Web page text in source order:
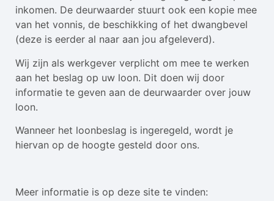
inkomen. De deurwaarder stuurt ook een kopie mee
van het vonnis, de beschikking of het dwangbevel
(deze is eerder al naar aan jou afgeleverd).
Wij zijn als werkgever verplicht om mee te werken
aan het beslag op uw loon. Dit doen wij door
informatie te geven aan de deurwaarder over jouw
loon.
Wanneer het loonbeslag is ingeregeld, wordt je
hiervan op de hoogte gesteld door ons.
Meer informatie is op deze site te vinden: